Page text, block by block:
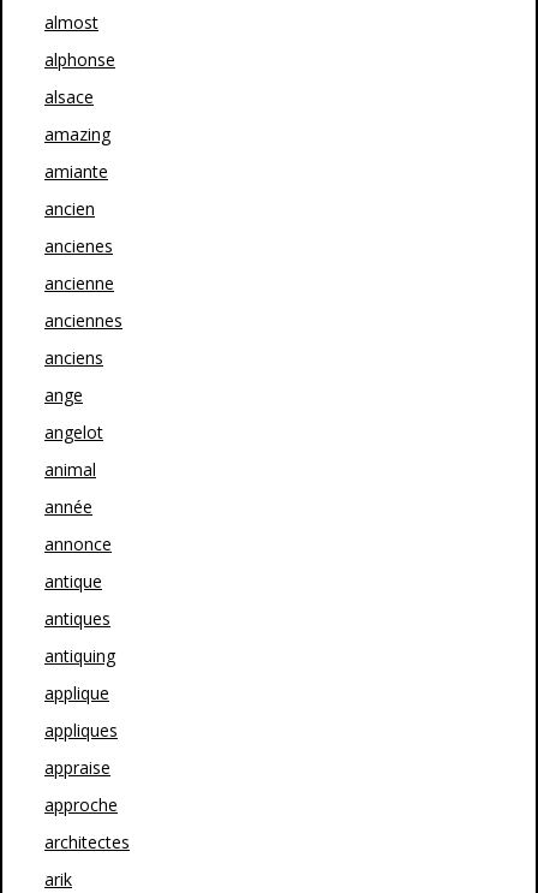
almost
alphonse
alsace
amazing
amiante
ancien
ancienes
ancienne
anciennes
anciens
ange
angelot
animal
année
annonce
antique
antiques
antiquing
applique
appliques
appraise
approche
architectes
arik